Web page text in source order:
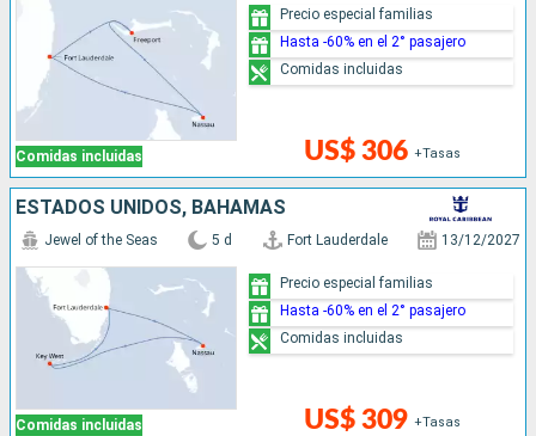
Comidas incluidas US$ 306 +Tasas
Precio especial familias
Hasta -60% en el 2° pasajero
Comidas incluidas
ESTADOS UNIDOS, BAHAMAS
Comidas incluidas
Jewel of the Seas 5 d Fort Lauderdale 13/12/2027
US$ 309 +Tasas
Precio especial familias
Hasta -60% en el 2° pasajero
Comidas incluidas